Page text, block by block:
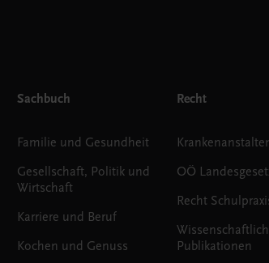
Sachbuch
Familie und Gesundheit
Gesellschaft, Politik und
Wirtschaft
Karriere und Beruf
Kochen und Genuss
Recht
OÖ
Recht
Publikationen